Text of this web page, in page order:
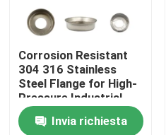
Circa noi
Giro della fabbrica
Controllo di qualità
Corrosion Resistant
304 316 Stainless
Steel Flange for High-
Pressure Industrial
Pipeline Systems
Invia richiesta